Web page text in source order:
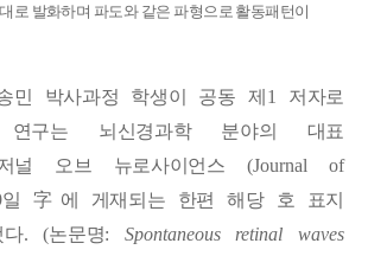
로 발화하며 파도와 같은 파형으로 활동패턴이
민 박사과정 학생이 공동 제 1 저자로
구는 뇌신경과학 분야의 대표
널 오브 뉴로사이언스 (Journal of
일字 에 게재되는 한편 해당 호 표지
다. (논문명: Spontaneous retinal waves